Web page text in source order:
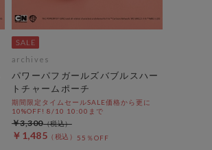
archives
パワーパフガールズバブルスハー
トチャームポーチ
期間限定タイムセールSALE価格から更に
10%OFF! 8/10 10:00まで
￥1,485 55％OFF
￥3,300